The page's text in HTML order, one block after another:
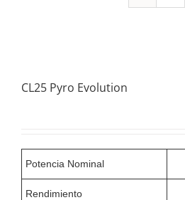
CL25 Pyro Evolution
Potencia Nominal
Rendimiento